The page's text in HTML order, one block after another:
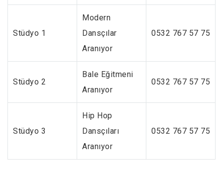
Stüdyo 1
Modern
Dansçılar
Aranıyor
0532 767 57 75
Stüdyo 2
Bale Eğitmeni
Aranıyor
0532 767 57 75
Stüdyo 3
Hip Hop
Dansçıları
Aranıyor
0532 767 57 75